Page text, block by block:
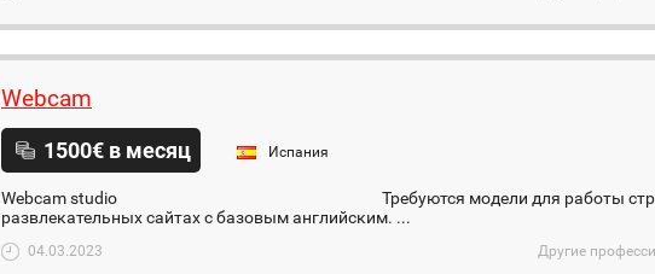
Webcam
1500€ в месяц Испания
Webcam studio​ ​ ​ ​ ​ ​ ​ ​ ​ ​ ​ ​ ​ ​ ​ ​ ​ ​ ​ ​ ​ ​ ​ ​ ​ ​ ​ ​ ​ ​ ​ ​ ​ ​ ​ ​ ​ ​ ​ ​ ​ ​ ​ ​ ​ ​ ​ ​ ​ ​ ​ ​ ​ ​ ​ ​ ​ ​ ​ ​ ​ ​ ​ ​ ​ ​ ​ ​ ​ ​ ​ ​ ​ ​ Требуются модели для работы
развлекательных сайтах с базовым английским. ...
04.03.2023 Другие